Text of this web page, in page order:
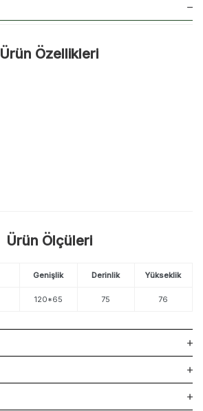
Ürün Özellikleri
Ürün Ölçüleri
Genişlik Derinlik Yükseklik
120*65 75 76